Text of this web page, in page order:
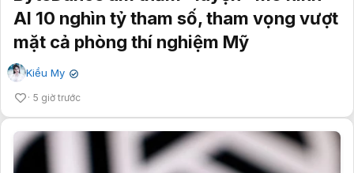
AI 10 nghìn tỷ tham số, tham vọng vượt
mặt cả phòng thí nghiệm Mỹ
Kiều My ✔
5 giờ trước